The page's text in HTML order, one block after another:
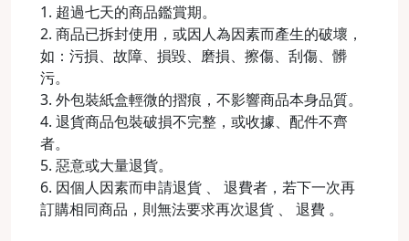
1. 超過七天的商品鑑賞期。
2. 商品已拆封使用，或因人為因素而產生的破壞，
如：污損、故障、損毀、磨損、擦傷、刮傷、髒
污。
3. 外包裝紙盒輕微的摺痕，不影響商品本身品質。
4. 退貨商品包裝破損不完整，或收據、配件不齊
者。
5. 惡意或大量退貨。
6. 因個人因素而申請退貨 、 退費者，若下一次再
訂購相同商品，則無法要求再次退貨 、 退費 。